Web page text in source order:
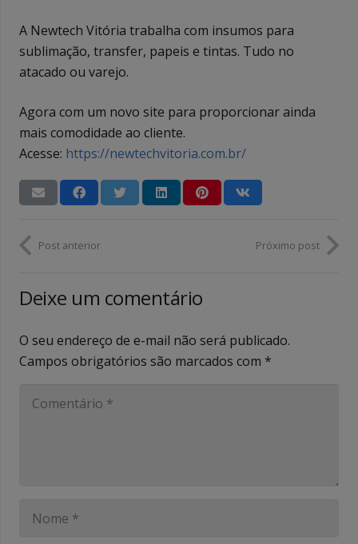
A Newtech Vitória trabalha com insumos para
sublimação, transfer, papeis e tintas. Tudo no
atacado ou varejo.
Agora com um novo site para proporcionar ainda
mais comodidade ao cliente.
Acesse: https://newtechvitoria.com.br/
Post anterior Próximo post
Deixe um comentário
O seu endereço de e-mail não será publicado.
Campos obrigatórios são marcados com *